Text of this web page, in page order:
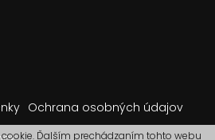
Ďalším prechádzaním tohto webu
Ochrana osobných údajov